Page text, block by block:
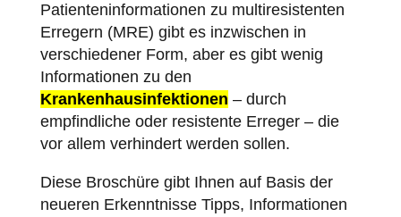
Patienteninformationen zu multiresistenten
Erregern (MRE) gibt es inzwischen in
verschiedener Form, aber es gibt wenig
Informationen zu den
Krankenhausinfektionen – durch
empfindliche oder resistente Erreger – die
vor allem verhindert werden sollen.
Diese Broschüre gibt Ihnen auf Basis der
neueren Erkenntnisse Tipps, Informationen